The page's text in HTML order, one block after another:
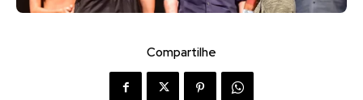
Compartilhe